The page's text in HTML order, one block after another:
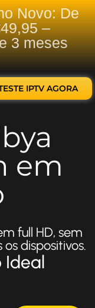
Novo: De
–
3 meses
IPTV AGORA
em
full HD, sem
dispositivos.
Ideal